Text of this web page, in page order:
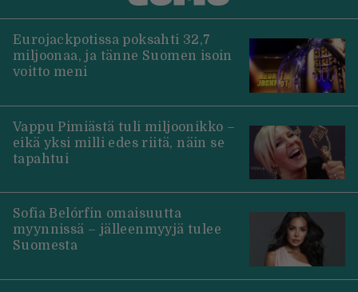
Eurojackpotissa poksahti 32,7
miljoonaa, ja tänne Suomen isoin
voitto meni
Vappu Pimiästä tuli miljoonikko –
eikä yksi milli edes riitä, näin se
tapahtui
Sofia Belórfin omaisuutta
myynnissä – jälleenmyyjä tulee
Suomesta